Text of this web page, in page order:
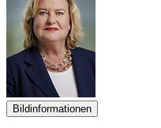
Bildinformationen